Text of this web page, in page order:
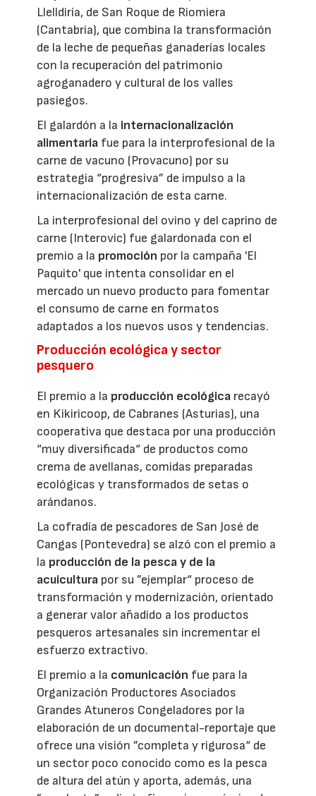
Llelldiría, de San Roque de Riomiera
(Cantabria), que combina la transformación
de la leche de pequeñas ganaderías locales
con la recuperación del patrimonio
agroganadero y cultural de los valles
pasiegos.
El galardón a la internacionalización
alimentaria fue para la interprofesional de la
carne de vacuno (Provacuno) por su
estrategia “progresiva” de impulso a la
internacionalización de esta carne.
La interprofesional del ovino y del caprino de
carne (Interovic) fue galardonada con el
premio a la promoción por la campaña 'El
Paquito' que intenta consolidar en el
mercado un nuevo producto para fomentar
el consumo de carne en formatos
adaptados a los nuevos usos y tendencias.
Producción ecológica y sector
pesquero
El premio a la producción ecológica recayó
en Kikiricoop, de Cabranes (Asturias), una
cooperativa que destaca por una producción
“muy diversificada“ de productos como
crema de avellanas, comidas preparadas
ecológicas y transformados de setas o
arándanos.
La cofradía de pescadores de San José de
Cangas (Pontevedra) se alzó con el premio a
la producción de la pesca y de la
acuicultura por su ”ejemplar“ proceso de
transformación y modernización, orientado
a generar valor añadido a los productos
pesqueros artesanales sin incrementar el
esfuerzo extractivo.
El premio a la comunicación fue para la
Organización Productores Asociados
Grandes Atuneros Congeladores por la
elaboración de un documental-reportaje que
ofrece una visión ”completa y rigurosa“ de
un sector poco conocido como es la pesca
de altura del atún y aporta, además, una